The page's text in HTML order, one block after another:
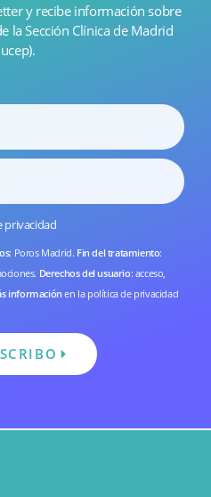
y recibe información sobre
la Sección Clínica de Madrid
privacidad
: Poros Madrid. Fin del tratamiento:
Derechos del usuario: acceso,
informaciónen la política de privacidad